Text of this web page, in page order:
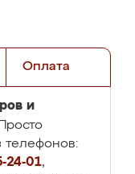
Оплата
и
телефонов:
24-01,